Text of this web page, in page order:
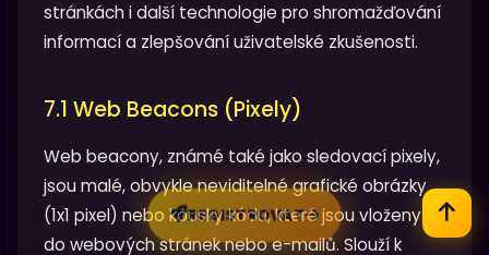
stránkách i další technologie pro shromažďování
informací a zlepšování uživatelské zkušenosti.
7.1 Web Beacons (Pixely)
Web beacony, známé také jako sledovací pixely,
jsou malé, obvykle neviditelné grafické obrázky
(1x1 pixel) nebo kousky kódu, které jsou vloženy
do webových stránek nebo e-mailů. Slouží k
REGISTROVAT